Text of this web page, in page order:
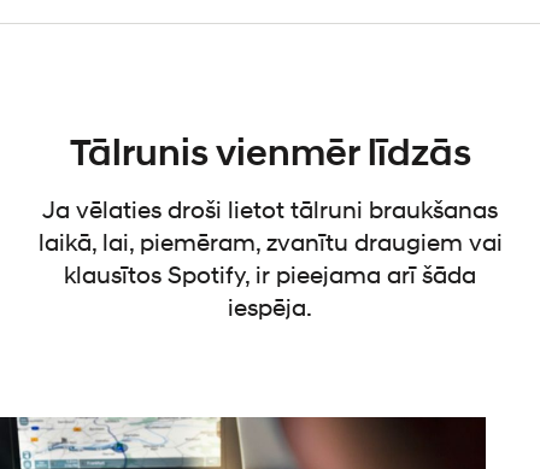
Tālrunis vienmēr līdzās
Ja vēlaties droši lietot tālruni braukšanas
laikā, lai, piemēram, zvanītu draugiem vai
klausītos Spotify, ir pieejama arī šāda
iespēja.